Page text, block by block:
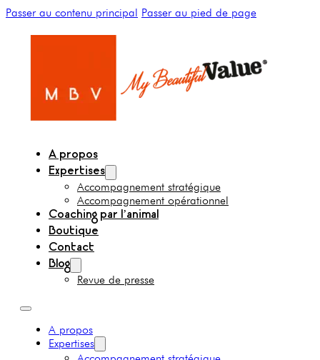
Passer au contenu principal Passer au pied de page
A propos
Expertises
Accompagnement stratégique
Accompagnement opérationnel
Coaching par l’animal
Boutique
Contact
Blog
Revue de presse
A propos
Expertises